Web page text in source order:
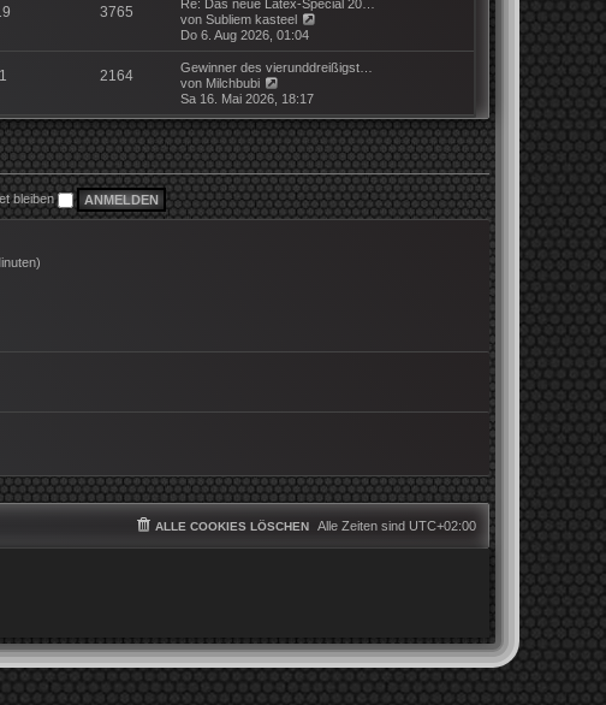
3765
Re: Das neue Latex-Special 20…
von Subliem kasteel
u
e
e
r
B
e
i
t
r
a
Do 6. Aug 2026, 01:04
1 2164
Gewinner des vierunddreißigst…
von Milchbubi
e
u
e
s
t
e
r
B
e
Sa 16. Mai 2026, 18:17
bleiben
Alle Zeiten sind UTC+02:00
ALLE COOKIES LÖSCHEN